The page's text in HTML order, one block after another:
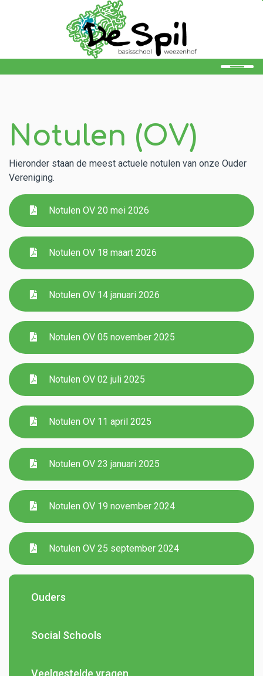
Ons onderwijs
Ouders
Leerlingen
Kalender
Aanmelden
Contact
Notulen (OV)
Hieronder staan de meest actuele notulen van onze Ouder
Vereniging.
Notulen OV 20 mei 2026
Notulen OV 18 maart 2026
Notulen OV 14 januari 2026
Notulen OV 05 november 2025
Notulen OV 02 juli 2025
Notulen OV 11 april 2025
Notulen OV 23 januari 2025
Notulen OV 19 november 2024
Notulen OV 25 september 2024
Ouders
Social Schools
Veelgestelde vragen